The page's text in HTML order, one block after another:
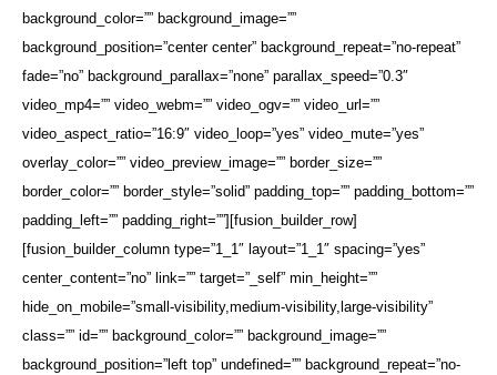
background_color=”” background_image=””
background_position=”center center” background_repeat=”no-repeat”
fade=”no” background_parallax=”none” parallax_speed=”0.3″
video_mp4=”” video_webm=”” video_ogv=”” video_url=””
video_aspect_ratio=”16:9″ video_loop=”yes” video_mute=”yes”
overlay_color=”” video_preview_image=”” border_size=””
border_color=”” border_style=”solid” padding_top=”” padding_bottom=””
padding_left=”” padding_right=””][fusion_builder_row]
[fusion_builder_column type=”1_1″ layout=”1_1″ spacing=”yes”
center_content=”no” link=”” target=”_self” min_height=””
hide_on_mobile=”small-visibility,medium-visibility,large-visibility”
class=”” id=”” background_color=”” background_image=””
background_position=”left top” undefined=”” background_repeat=”no-